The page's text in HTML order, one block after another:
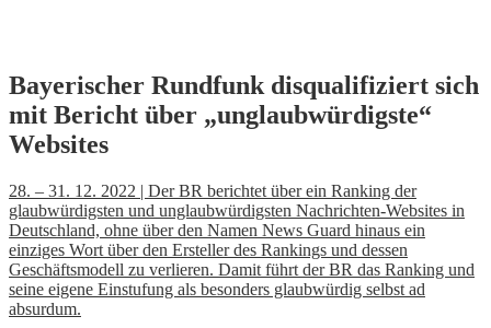
Skip
to
content
Bayerischer Rundfunk disqualifiziert sich
mit Bericht über „unglaubwürdigste“
Websites
28. – 31. 12. 2022 | Der BR berichtet über ein Ranking der
glaubwürdigsten und unglaubwürdigsten Nachrichten-Websites in
Deutschland, ohne über den Namen News Guard hinaus ein
einziges Wort über den Ersteller des Rankings und dessen
Geschäftsmodell zu verlieren. Damit führt der BR das Ranking und
seine eigene Einstufung als besonders glaubwürdig selbst ad
absurdum.